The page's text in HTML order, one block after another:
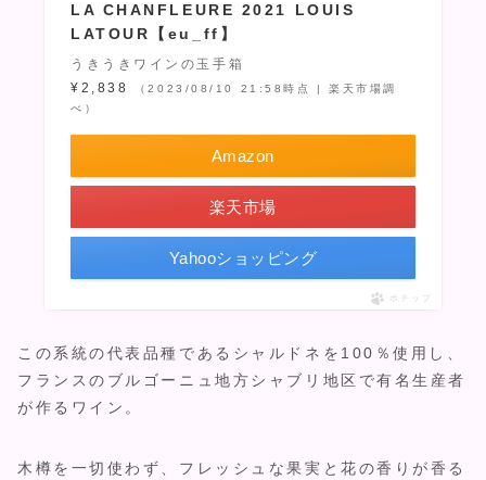
LA CHANFLEURE 2021 LOUIS
LATOUR【eu_ff】
うきうきワインの玉手箱
¥2,838
（2023/08/10 21:58時点 | 楽天市場調
べ）
Amazon
楽天市場
Yahooショッピング
ポチップ
この系統の代表品種であるシャルドネを100％使用し、
フランスのブルゴーニュ地方シャブリ地区で有名生産者
が作るワイン。
木樽を一切使わず、フレッシュな果実と花の香りが香る